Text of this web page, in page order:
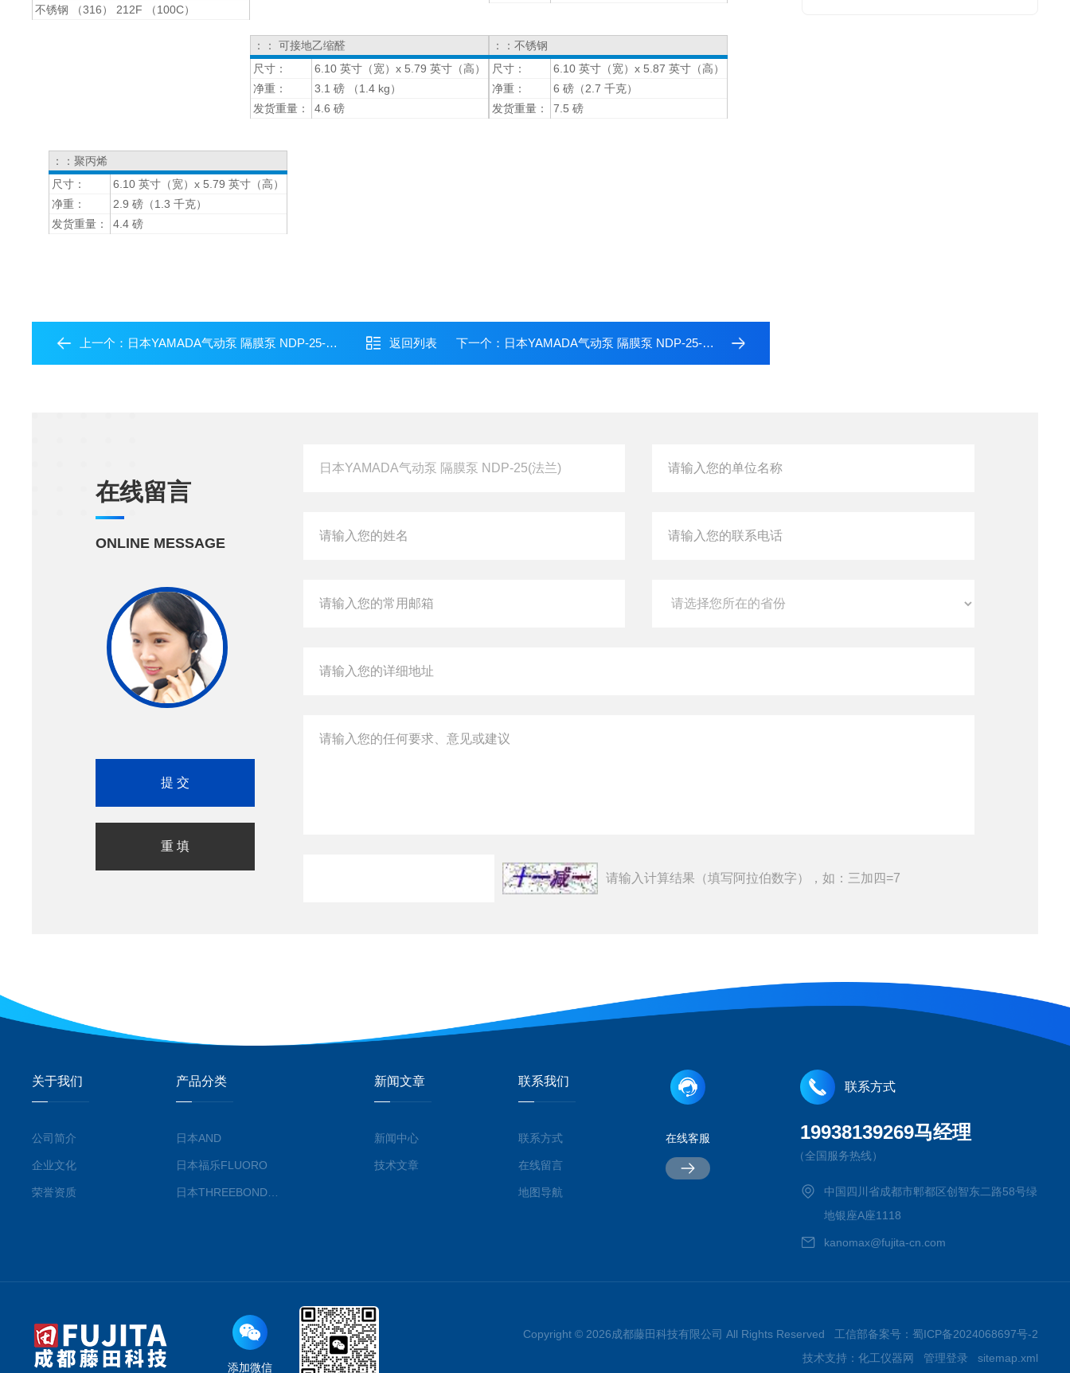
不锈钢 （316） 212F （100C）
：： 可接地乙缩醛
尺寸：
6.10 英寸（宽）x 5.79 英寸（高）
净重：
3.1 磅 （1.4 kg）
发货重量：
4.6 磅
：：不锈钢
尺寸：
6.10 英寸（宽）x 5.87 英寸（高）
净重：
6 磅（2.7 千克）
发货重量：
7.5 磅
：：聚丙烯
尺寸：
6.10 英寸（宽）x 5.79 英寸（高）
净重：
2.9 磅（1.3 千克）
发货重量：
4.4 磅
上一个： 日本YAMADA气动泵 隔膜泵 NDP-25-PP(NPT) 返回列表 下一个： 日本YAMADA气动泵 隔膜泵 NDP-25-PN(NPT)
在线留言
ONLINE MESSAGE
请输入计算结果（填写阿拉伯数字），如：三加四=7
关于我们
公司简介
企业文化
荣誉资质
产品分类
日本AND
日本福乐FLUORO
日本THREEBOND三键株式会社
新闻文章
新闻中心
技术文章
联系我们
联系方式
在线留言
地图导航
在线客服
联系方式
19938139269马经理
（全国服务热线）
中国四川省成都市郫都区创智东二路58号绿
地银座A座1118
kanomax@fujita-cn.com
添加微信
Copyright © 2026成都藤田科技有限公司 All Rights Reserved 工信部备案号： 蜀ICP备2024068697号-2
技术支持： 化工仪器网 管理登录 sitemap.xml